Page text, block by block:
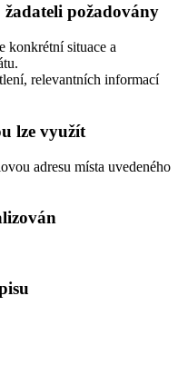
požadovány
konkrétní situace a
relevantních informací
lze využít
adresu místa uvedeného